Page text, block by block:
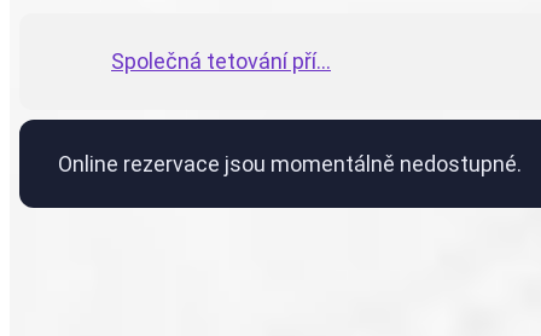
Společná tetování pří...
Online rezervace jsou momentálně nedostupné.